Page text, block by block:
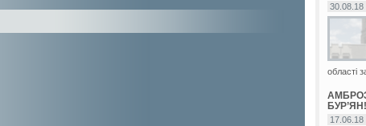
30.08.18
області
БУР’ЯН!
17.06.18